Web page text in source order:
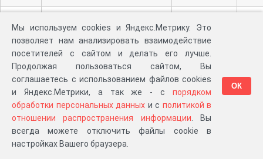
81
губернского
правления (1802 год,
Рыльская дворянская
опека)
03.01.1802
-
31.10.1802
82
Указы Курского
губернского
правления (1802 год,
Рыльская дворянская
19.12.1802
-
Мы используем cookies и Яндекс.Метрику. Это
позволяет нам анализировать взаимодействие
посетителей с сайтом и делать его лучше.
Продолжая пользоваться сайтом, Вы
соглашаетесь с использованием файлов cookies
и Яндекс.Метрики, а так же - с порядком
обработки персональных данных и с политикой в
отношении распространения информации . Вы
всегда можете отключить файлы cookie в
настройках Вашего браузера.
ОК